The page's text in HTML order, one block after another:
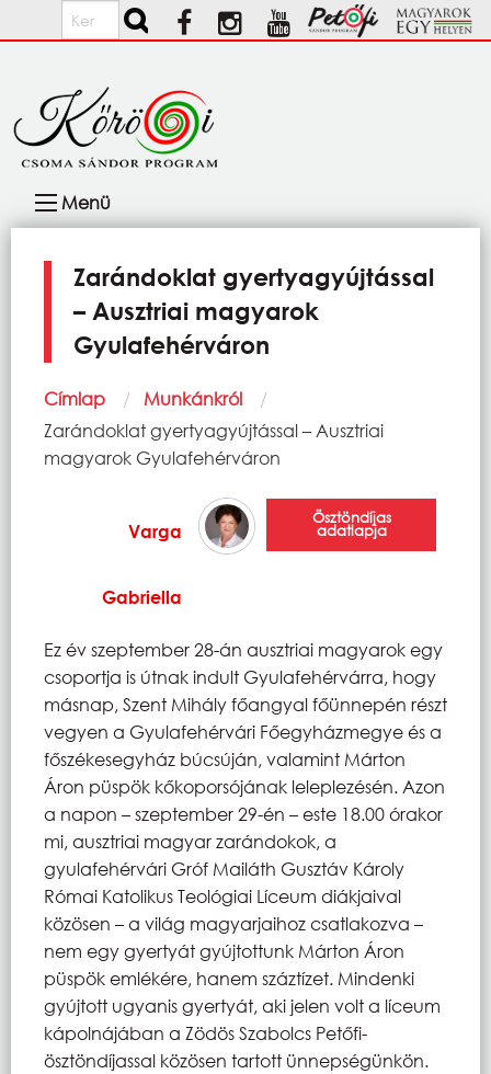
Ugrás a tartalomra
Keresés
navigáció
Menü
Zarándoklat gyertyagyújtással
– Ausztriai magyarok
Gyulafehérváron
Morzsa
Címlap
Munkánkról
Current:
Zarándoklat gyertyagyújtással – Ausztriai
magyarok Gyulafehérváron
Varga
Gabriella
Ösztöndíjas
adatlapja
Ez év szeptember 28-án ausztriai magyarok egy
csoportja is útnak indult Gyulafehérvárra, hogy
másnap, Szent Mihály főangyal főünnepén részt
vegyen a Gyulafehérvári Főegyházmegye és a
főszékesegyház búcsúján, valamint Márton
Áron püspök kőkoporsójának leleplezésén. Azon
a napon – szeptember 29-én – este 18.00 órakor
mi, ausztriai magyar zarándokok, a
gyulafehérvári Gróf Mailáth Gusztáv Károly
Római Katolikus Teológiai Líceum diákjaival
közösen – a világ magyarjaihoz csatlakozva –
nem egy gyertyát gyújtottunk Márton Áron
püspök emlékére, hanem száztízet. Mindenki
gyújtott ugyanis gyertyát, aki jelen volt a líceum
kápolnájában a Zödös Szabolcs Petőfi-
ösztöndíjassal közösen tartott ünnepségünkön.